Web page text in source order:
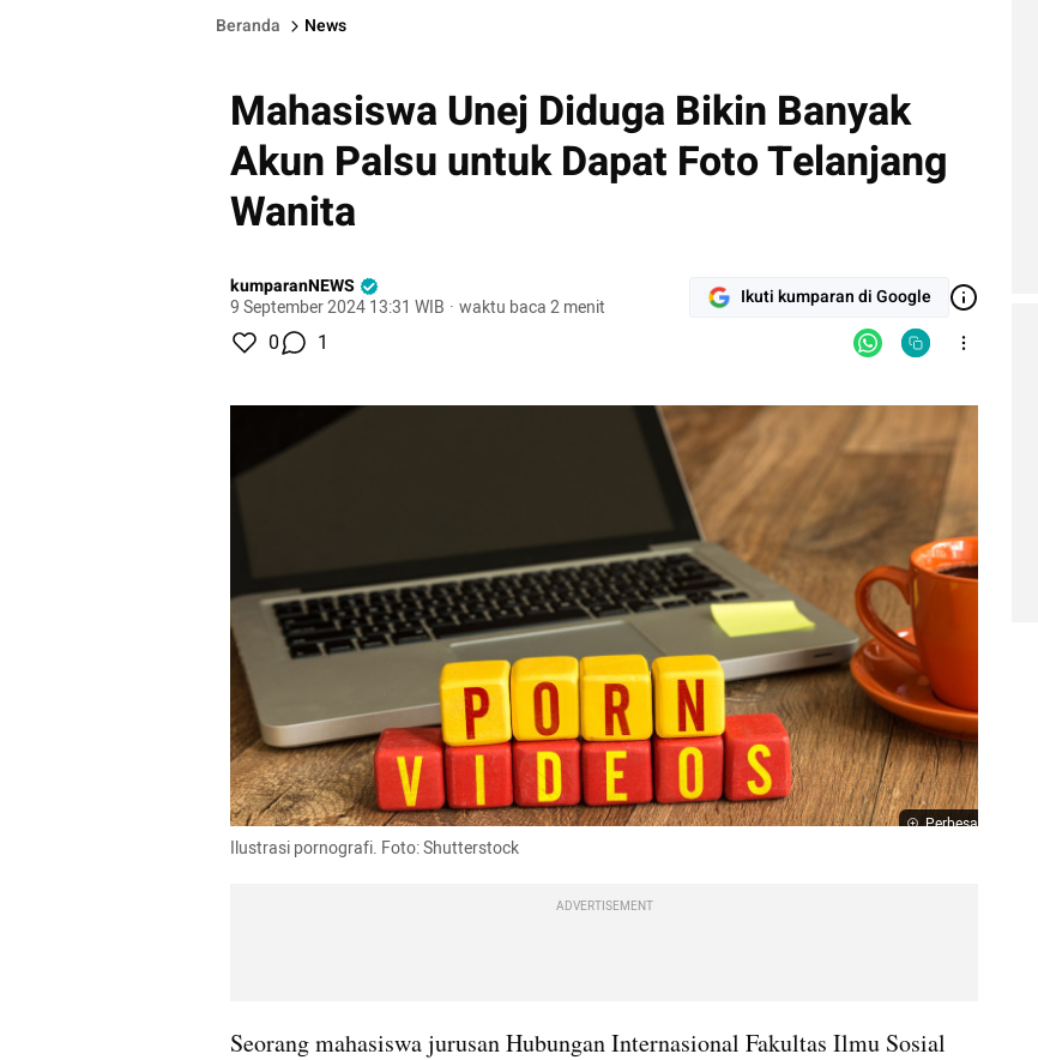
Beranda News
Mahasiswa Unej Diduga Bikin Banyak
Akun Palsu untuk Dapat Foto Telanjang
Wanita
kumparanNEWS
9 September 2024 13:31 WIB · waktu baca 2 menit Ikuti kumparan di Google
0 1
Perbesar
Ilustrasi pornografi. Foto: Shutterstock
ADVERTISEMENT
Seorang mahasiswa jurusan Hubungan Internasional Fakultas Ilmu Sosial